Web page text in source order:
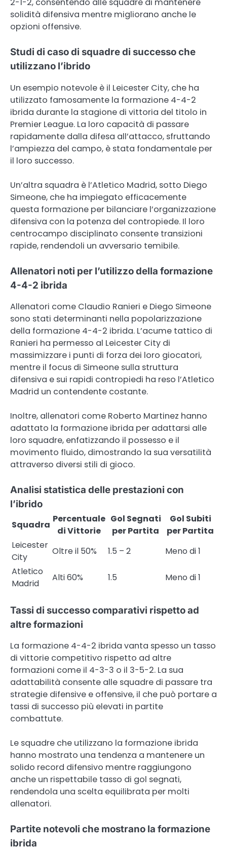
2-1-2, consentendo alle squadre di mantenere
solidità difensiva mentre migliorano anche le
opzioni offensive.
Studi di caso di squadre di successo che
utilizzano l’ibrido
Un esempio notevole è il Leicester City, che ha
utilizzato famosamente la formazione 4-4-2
ibrida durante la stagione di vittoria del titolo in
Premier League. La loro capacità di passare
rapidamente dalla difesa all’attacco, sfruttando
l’ampiezza del campo, è stata fondamentale per
il loro successo.
Un’altra squadra è l’Atletico Madrid, sotto Diego
Simeone, che ha impiegato efficacemente
questa formazione per bilanciare l’organizzazione
difensiva con la potenza del contropiede. Il loro
centrocampo disciplinato consente transizioni
rapide, rendendoli un avversario temibile.
Allenatori noti per l’utilizzo della formazione
4-4-2 ibrida
Allenatori come Claudio Ranieri e Diego Simeone
sono stati determinanti nella popolarizzazione
della formazione 4-4-2 ibrida. L’acume tattico di
Ranieri ha permesso al Leicester City di
massimizzare i punti di forza dei loro giocatori,
mentre il focus di Simeone sulla struttura
difensiva e sui rapidi contropiedi ha reso l’Atletico
Madrid un contendente costante.
Inoltre, allenatori come Roberto Martinez hanno
adattato la formazione ibrida per adattarsi alle
loro squadre, enfatizzando il possesso e il
movimento fluido, dimostrando la sua versatilità
attraverso diversi stili di gioco.
Analisi statistica delle prestazioni con
l’ibrido
Squadra
Percentuale
di Vittorie
Gol Segnati
per Partita
Gol Subiti
per Partita
Leicester
City
Oltre il 50% 1.5 – 2
Meno di 1
Atletico
Madrid
Alti 60% 1.5 Meno di 1
Tassi di successo comparativi rispetto ad
altre formazioni
La formazione 4-4-2 ibrida vanta spesso un tasso
di vittorie competitivo rispetto ad altre
formazioni come il 4-3-3 o il 3-5-2. La sua
adattabilità consente alle squadre di passare tra
strategie difensive e offensive, il che può portare a
tassi di successo più elevati in partite
combattute.
Le squadre che utilizzano la formazione ibrida
hanno mostrato una tendenza a mantenere un
solido record difensivo mentre raggiungono
anche un rispettabile tasso di gol segnati,
rendendola una scelta equilibrata per molti
allenatori.
Partite notevoli che mostrano la formazione
ibrida